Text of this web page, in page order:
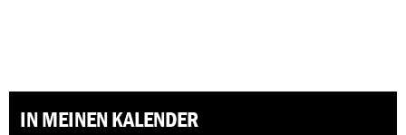
IN MEINEN KALENDER